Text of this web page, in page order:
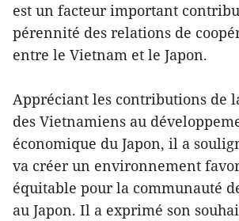
est un facteur important
pérennité des relations de
entre le Vietnam et le Japon.
Appréciant les contributions de
des Vietnamiens au
économique du Japon, il a
va créer un environnement
équitable pour la communauté
au Japon. Il a exprimé son